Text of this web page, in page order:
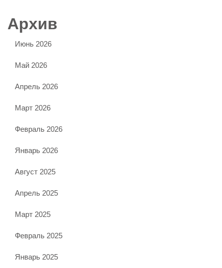
Архив
Июнь 2026
Май 2026
Апрель 2026
Март 2026
Февраль 2026
Январь 2026
Август 2025
Апрель 2025
Март 2025
Февраль 2025
Январь 2025